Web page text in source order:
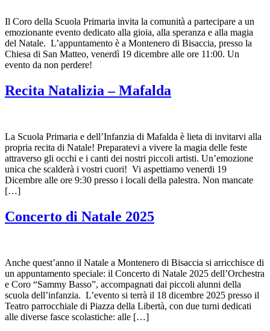
Il Coro della Scuola Primaria invita la comunità a partecipare a un
emozionante evento dedicato alla gioia, alla speranza e alla magia
del Natale. L’appuntamento è a Montenero di Bisaccia, presso la
Chiesa di San Matteo, venerdì 19 dicembre alle ore 11:00. Un
evento da non perdere!
Recita Natalizia – Mafalda
La Scuola Primaria e dell’Infanzia di Mafalda è lieta di invitarvi alla
propria recita di Natale! Preparatevi a vivere la magia delle feste
attraverso gli occhi e i canti dei nostri piccoli artisti. Un’emozione
unica che scalderà i vostri cuori! Vi aspettiamo venerdi 19
Dicembre alle ore 9:30 presso i locali della palestra. Non mancate
[…]
Concerto di Natale 2025
Anche quest’anno il Natale a Montenero di Bisaccia si arricchisce di
un appuntamento speciale: il Concerto di Natale 2025 dell’Orchestra
e Coro “Sammy Basso”, accompagnati dai piccoli alunni della
scuola dell’infanzia. L’evento si terrà il 18 dicembre 2025 presso il
Teatro parrocchiale di Piazza della Libertà, con due turni dedicati
alle diverse fasce scolastiche: alle […]